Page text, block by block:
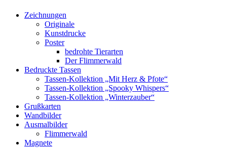
können
auf
der
Produktseite
gewählt
werden
Zeichnungen
Originale
Kunstdrucke
Poster
bedrohte Tierarten
Der Flimmerwald
Bedruckte Tassen
Tassen-Kollektion „Mit Herz & Pfote“
Tassen-Kollektion „Spooky Whispers“
Tassen-Kollektion „Winterzauber“
Grußkarten
Wandbilder
Ausmalbilder
Flimmerwald
Magnete